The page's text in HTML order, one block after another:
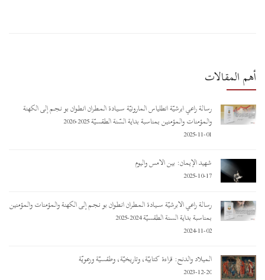
أهم المقالات
رسالة راعي أبرشيّة أنطلياس المارونيّة ســـيـادة المـطـران أنـطـوان بو نـجـم إلى الكهنة
والمؤمنات والمؤمنين بمناسبة بداية السّنة الطقسيّة 2025-2026
2025-11-01
شهيد الإيمان: بين الأمس واليوم
2025-10-17
رسالة راعي الأبرشيّة ســـيـادة المـطـران أنـطـوان بو نـجـم إلى الكهنة والمؤمنات والمؤمنين
بمناسبة بداية السنة الطقسيّة 2024-2025
2024-11-02
الميلاد والدنح: قراءة كتابيّة، وتاريخيّة، وطقسيّة ورعويّة
2023-12-20